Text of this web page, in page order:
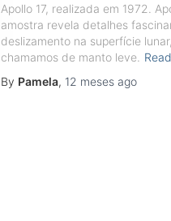
Apollo 17, realizada em 1972.
amostra revela detalhes
deslizamento na superfície
chamamos de manto leve.
By Pamela, 12 meses ago